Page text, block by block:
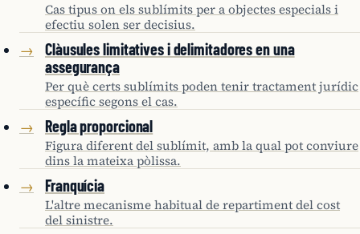
Cas tipus on els sublímits per a objectes especials i
efectiu solen ser decisius.
→
Clàusules limitatives i delimitadores en una
assegurança
Per què certs sublímits poden tenir tractament jurídic
específic segons el cas.
→ Regla proporcional
Figura diferent del sublímit, amb la qual pot conviure
dins la mateixa pòlissa.
→ Franquícia
L'altre mecanisme habitual de repartiment del cost
del sinistre.